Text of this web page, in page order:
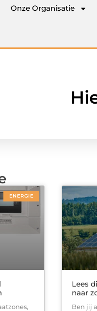
Onze Organisatie
ENERGIE
Lees
naar
Ben jij